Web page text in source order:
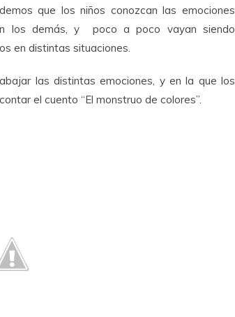
que los niños conozcan las emociones
los demás, y poco a poco vayan siendo
en distintas situaciones.
las distintas emociones, y en la que los
el cuento “El monstruo de colores”.